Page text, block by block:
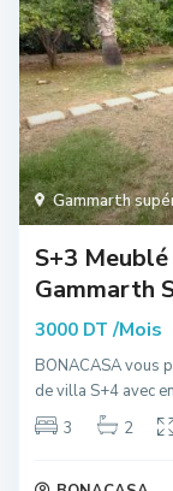
Gammarth
S+3
Gammarth
3000 DT /Mois
BONACASA vous
de villa S+4 avec
3
2